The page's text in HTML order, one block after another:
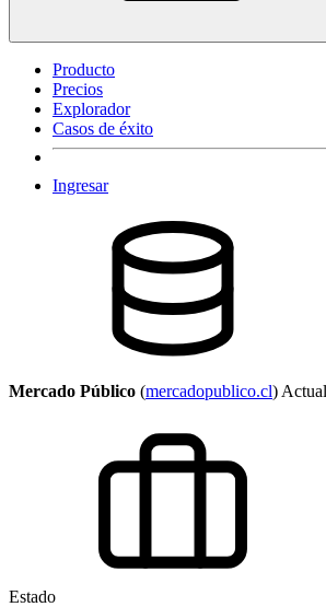
Producto
Precios
Explorador
Casos de éxito
Ingresar
Mercado Público (mercadopublico.cl)
Estado